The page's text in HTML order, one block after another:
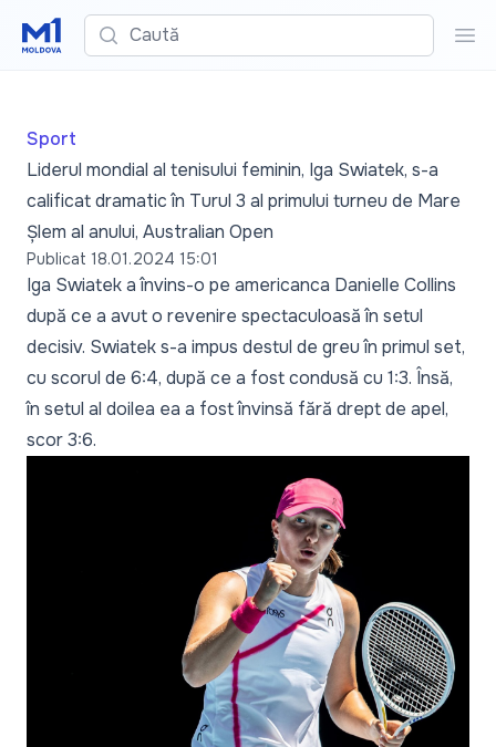
Caută
Sport
Liderul mondial al tenisului feminin, Iga Swiatek, s-a
calificat dramatic în Turul 3 al primului turneu de Mare
Șlem al anului, Australian Open
Publicat 18.01.2024 15:01
Iga Swiatek a învins-o pe americanca Danielle Collins
după ce a avut o revenire spectaculoasă în setul
decisiv. Swiatek s-a impus destul de greu în primul set,
cu scorul de 6:4, după ce a fost condusă cu 1:3. Însă,
în setul al doilea ea a fost învinsă fără drept de apel,
scor 3:6.